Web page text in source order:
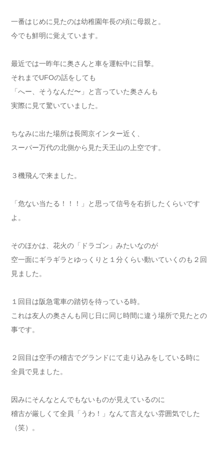
一番はじめに見たのは幼稚園年長の頃に母親と。
今でも鮮明に覚えています。
最近では一昨年に奥さんと車を運転中に目撃。
それまでUFOの話をしても
「へー、そうなんだ〜」と言っていた奥さんも
実際に見て驚いていました。
ちなみに出た場所は長岡京インター近く、
スーパー万代の北側から見た天王山の上空です。
３機飛んで来ました。
「危ない当たる！！！」と思って信号を右折したくらいです
よ。
そのほかは、花火の「ドラゴン」みたいなのが
空一面にギラギラとゆっくりと１分くらい動いていくのも２回
見ました。
１回目は阪急電車の踏切を待っている時。
これは友人の奥さんも同じ日に同じ時間に違う場所で見たとの
事です。
２回目は空手の稽古でグランドにて走り込みをしている時に
全員で見ました。
因みにそんなとんでもないものが見えているのに
稽古が厳しくて全員「うわ！」なんて言えない雰囲気でした
（笑）。